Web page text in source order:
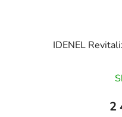
IDENEL
2